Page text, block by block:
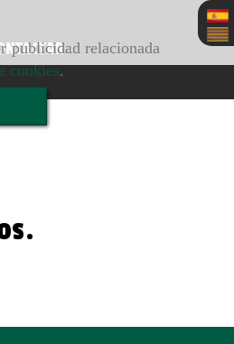
publicidad relacionada
cookies.